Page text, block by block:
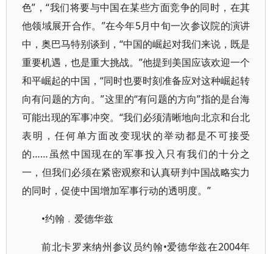
色”，“我们将要与中国在某些方面竞争的同时，在其
他领域展开合作。”在今年5月中旬一次参议院的演讲
中，奥巴马特别谈到，“中国的崛起对我们来说，既是
重要机遇，也是重大挑战。”他提到美国应该欢迎一个
和平崛起的中国，“同时也要时刻准备应对这种崛起转
向有问题的方向。”这里的“有问题的方向”指的是台海
可能出现的军事冲突。“我们必须清晰地向北京和台北
表明，任何单方面改变现状的举动都是不可接受
的……虽然中国现在的军事投入只有我们的十分之
一，但我们必须在紧密观察和认真研判中国战略实力
的同时，促使中国增加军事行动的透明度。”
•约翰﹒爱德华兹
前北卡罗来纳州参议员约翰•爱德华兹在2004年